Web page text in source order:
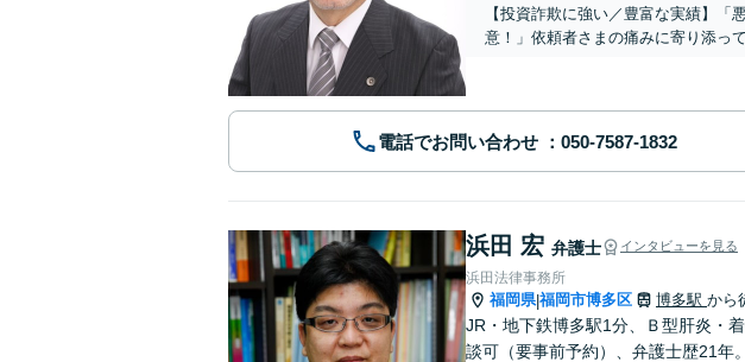
【投資詐欺に強い／豊富な実績】
意！」依頼者さまの痛みに寄り添っ
電話でお問い合わせ
浜田 宏 弁護士 インタビューを見る
浜田法律事務所
福岡県|福岡市博多区 博多駅 から
JR・地下鉄博多駅1分、Ｂ型肝炎・
談可（要事前予約）、弁護士歴21年